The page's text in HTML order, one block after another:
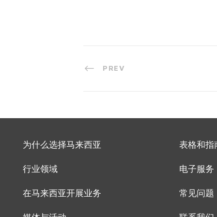
PREV
为什么选择马来西亚
行业领域
在马来西亚开展业务
表格和指
电子服务
常见问题